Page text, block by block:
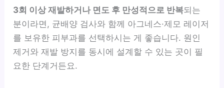
3회 이상 재발하거나 면도 후 만성적으로 반복되는
분이라면, 균배양 검사와 함께 아그네스·제모 레이저
를 보유한 피부과를 선택하시는 게 좋습니다. 원인
제거와 재발 방지를 동시에 설계할 수 있는 곳이 필
요한 단계거든요.